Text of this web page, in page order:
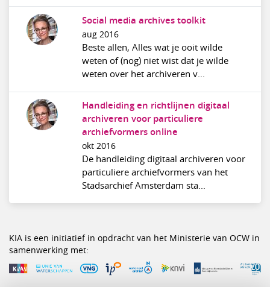
Social media archives toolkit
aug 2016
Beste allen, Alles wat je ooit wilde
weten of (nog) niet wist dat je wilde
weten over het archiveren v...
Handleiding en richtlijnen digitaal
archiveren voor particuliere
archiefvormers online
okt 2016
De handleiding digitaal archiveren voor
particuliere archiefvormers van het
Stadsarchief Amsterdam sta...
KIA is een initiatief in opdracht van het Ministerie van OCW in
samenwerking met: